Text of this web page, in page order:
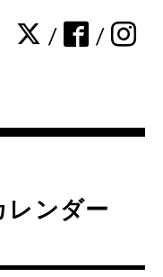
/ /
レンダー